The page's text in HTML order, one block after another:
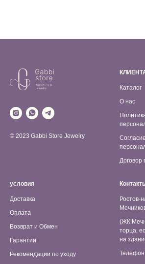
© 2023 Gabbi Store Jewelry
Каталог
О нас
Договор
условия
Доставка
Оплата
Возврат и Обмен
Гарантии
Рекомендации по уходу
Ростов-
(ЖК
торца,
на